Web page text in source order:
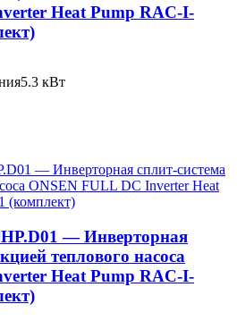
Heat Pump RAC-I-
5.3 кВт
— Инверторная
теплового насоса
Heat Pump RAC-I-